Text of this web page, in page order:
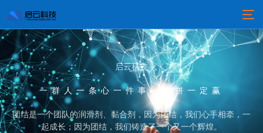
启云科技
一群人一条心一件事一起拼一定赢
团结是一个团队的润滑剂、黏合剂，因为团结，我们心手相牵，一
起成长；因为团结，我们铸造了一个又一个辉煌。